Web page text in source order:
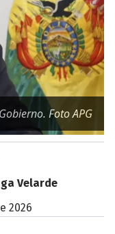
Foto APG
Velarde
2026